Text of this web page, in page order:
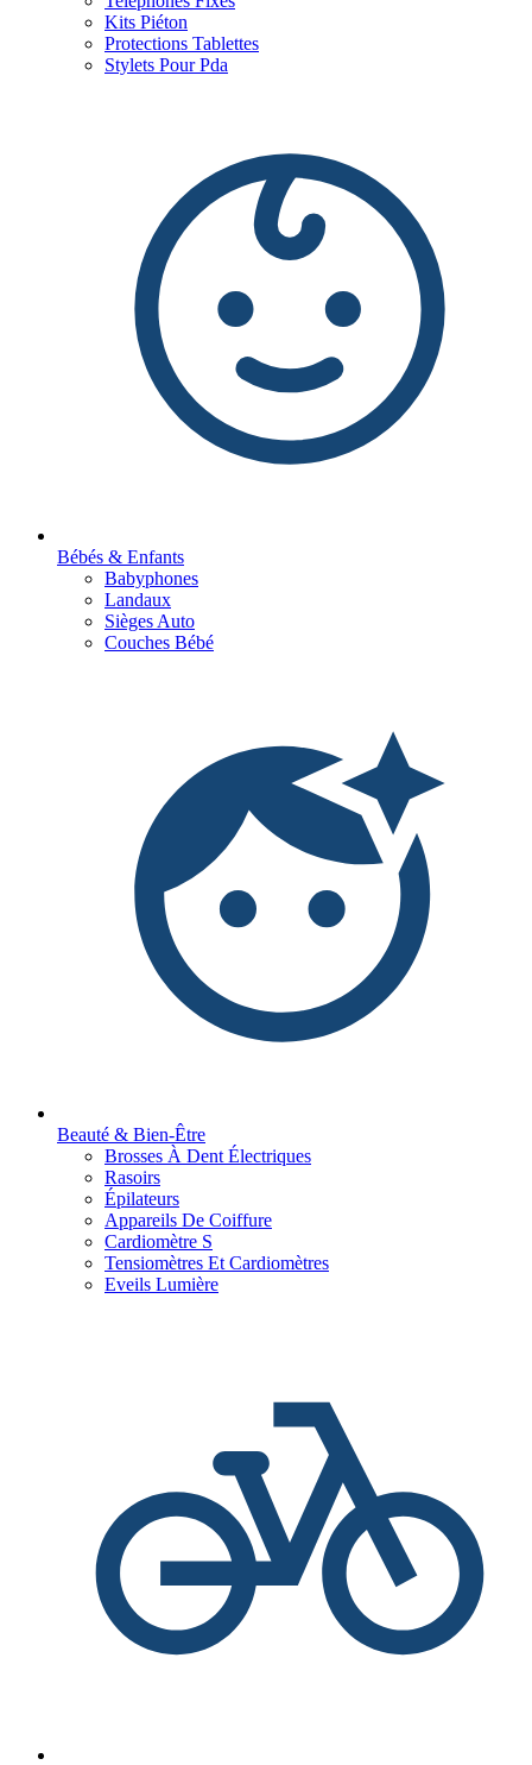
Kits Piéton
Protections Tablettes
Stylets Pour Pda
Bébés & Enfants
Babyphones
Landaux
Sièges Auto
Couches Bébé
Beauté & Bien-Être
Brosses À Dent Électriques
Rasoirs
Épilateurs
Appareils De Coiffure
Cardiomètre S
Tensiomètres Et Cardiomètres
Eveils Lumière